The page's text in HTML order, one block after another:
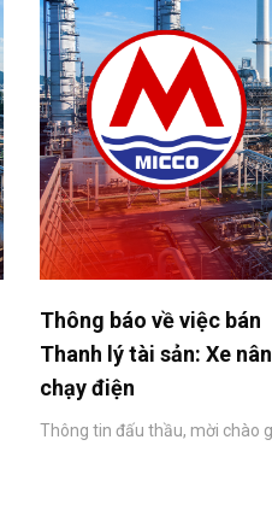
Thông báo về việc bán
Thanh lý tài sản: Xe
chạy điện
Thông tin đấu thầu, mời chào